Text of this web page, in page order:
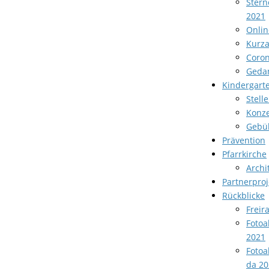
2021
Prävention
Pfarrkirche
Rückblicke
2021
da